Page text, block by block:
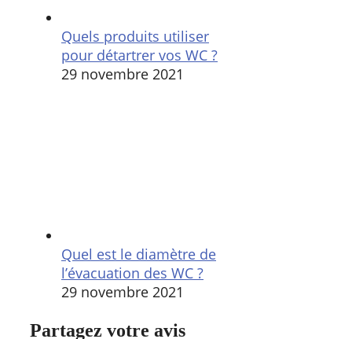
Quels produits utiliser
pour détartrer vos WC ?
29 novembre 2021
Quel est le diamètre de
l’évacuation des WC ?
29 novembre 2021
Partagez votre avis